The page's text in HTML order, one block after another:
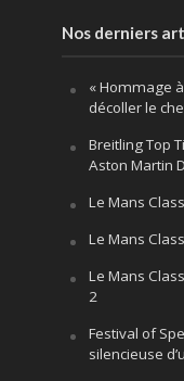
Nos derniers
« Hommage
décoller le
Breitling Top
Aston Martin
Le Mans
Le Mans
Le Mans
2
Festival of
silencieuse